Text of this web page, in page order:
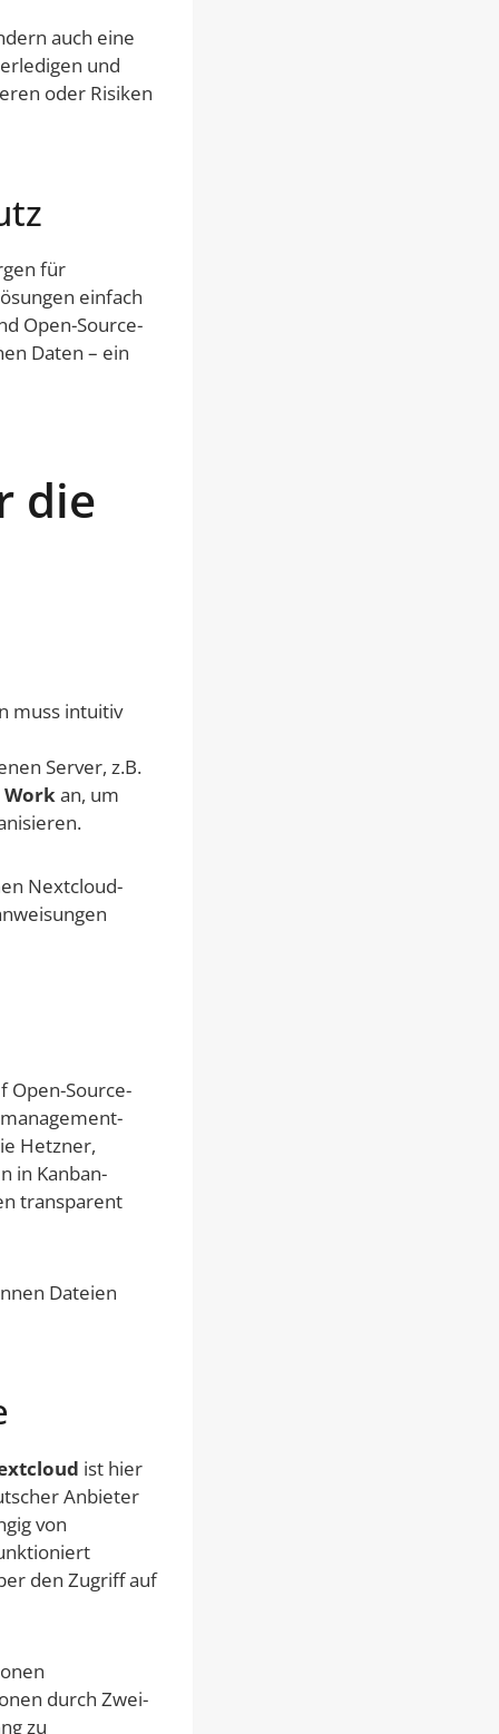
auch eine
und
oder Risiken
für
einfach
Open-Source-
Daten – ein
die
muss intuitiv
Server, z.B.
Workan, um
Nextcloud-
Open-Source-
Hetzner,
in Kanban-
transparent
Dateien
ist hier
Anbieter
von
den Zugriff auf
durch Zwei-
zu